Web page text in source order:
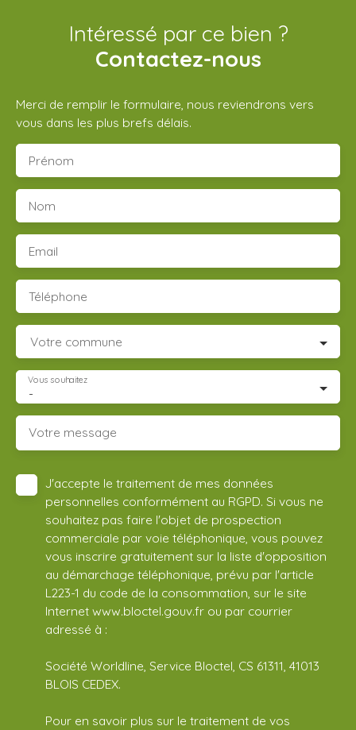
Intéressé par ce bien ?
Contactez-nous
Merci de remplir le formulaire, nous reviendrons vers
vous dans les plus brefs délais.
Prénom
Nom
Email
Téléphone
Votre commune
-
Vous souhaitez
Votre message
J'accepte le traitement de mes données
personnelles conformément au RGPD. Si vous ne
souhaitez pas faire l'objet de prospection
commerciale par voie téléphonique, vous pouvez
vous inscrire gratuitement sur la liste d'opposition
au démarchage téléphonique, prévu par l'article
L223-1 du code de la consommation, sur le site
Internet www.bloctel.gouv.fr ou par courrier
adressé à :
Société Worldline, Service Bloctel, CS 61311, 41013
BLOIS CEDEX.
Pour en savoir plus sur le traitement de vos